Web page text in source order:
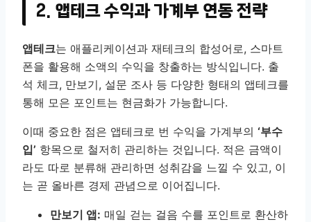
2. 앱테크 수익과 가계부 연동 전략
앱테크는 애플리케이션과 재테크의 합성어로, 스마트
폰을 활용해 소액의 수익을 창출하는 방식입니다. 출
석 체크, 만보기, 설문 조사 등 다양한 형태의 앱테크를
통해 모은 포인트는 현금화가 가능합니다.
이때 중요한 점은 앱테크로 번 수익을 가계부의 ‘부수
입’ 항목으로 철저히 관리하는 것입니다. 적은 금액이
라도 따로 분류해 관리하면 성취감을 느낄 수 있고, 이
는 곧 올바른 경제 관념으로 이어집니다.
만보기 앱: 매일 걷는 걸음 수를 포인트로 환산하